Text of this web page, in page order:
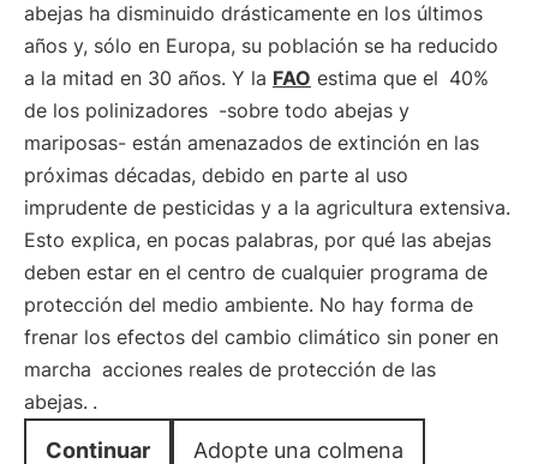
abejas ha disminuido drásticamente en los últimos
años y, sólo en Europa, su población se ha reducido
a la mitad en 30 años. Y la FAO estima que el 40%
de los polinizadores -sobre todo abejas y
mariposas- están amenazados de extinción en las
próximas décadas, debido en parte al uso
imprudente de pesticidas y a la agricultura extensiva.
Esto explica, en pocas palabras, por qué las abejas
deben estar en el centro de cualquier programa de
protección del medio ambiente. No hay forma de
frenar los efectos del cambio climático sin poner en
marcha acciones reales de protección de las
abejas. .
Continuar Adopte una colmena